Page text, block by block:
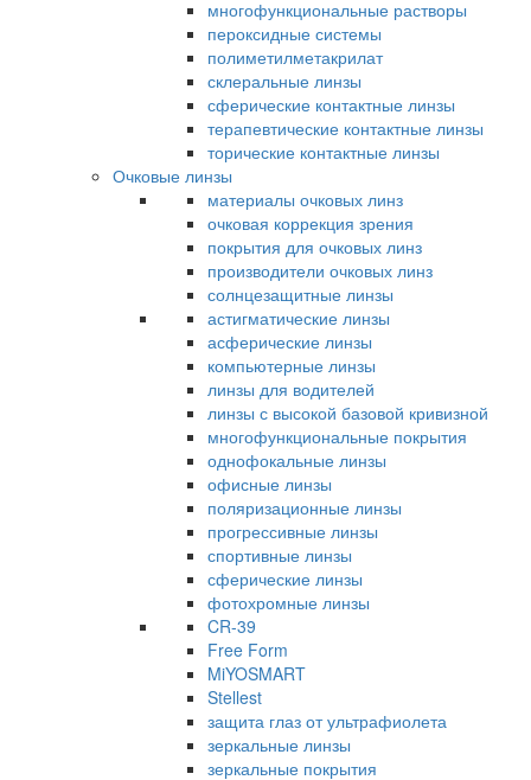
многофункциональные растворы
пероксидные системы
полиметилметакрилат
склеральные линзы
сферические контактные линзы
терапевтические контактные линзы
торические контактные линзы
Очковые линзы
материалы очковых линз
очковая коррекция зрения
покрытия для очковых линз
производители очковых линз
солнцезащитные линзы
астигматические линзы
асферические линзы
компьютерные линзы
линзы для водителей
линзы с высокой базовой кривизной
многофункциональные покрытия
однофокальные линзы
офисные линзы
поляризационные линзы
прогрессивные линзы
спортивные линзы
сферические линзы
фотохромные линзы
CR-39
Free Form
MiYOSMART
Stellest
защита глаз от ультрафиолета
зеркальные линзы
зеркальные покрытия